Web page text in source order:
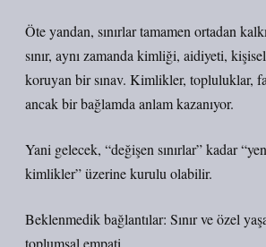
Öte yandan, sınırlar tamamen ortadan
sınır, aynı zamanda kimliği, aidiyeti,
koruyan bir sınav. Kimlikler, topluluklar,
ancak bir bağlamda anlam kazanıyor.
Yani gelecek, “değişen sınırlar” kadar
kimlikler” üzerine kurulu olabilir.
Beklenmedik bağlantılar: Sınır ve özel
toplumsal empati